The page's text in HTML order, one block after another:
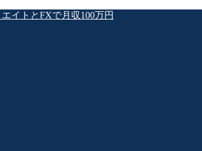
イトとFXで月収100万円